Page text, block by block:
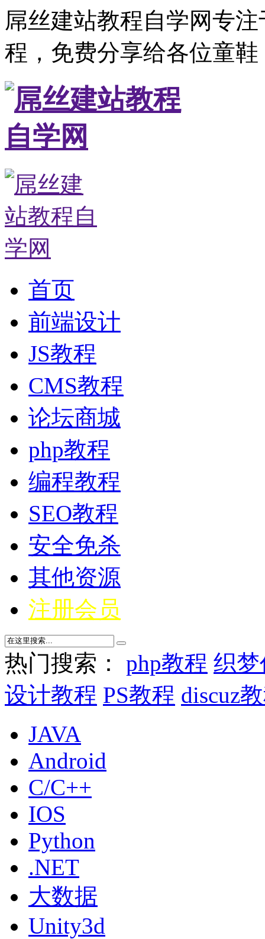
屌丝建站教程自学网专
程，免费分享给各位童
首页
前端设计
JS教程
CMS教程
论坛商城
php教程
编程教程
SEO教程
安全免杀
其他资源
注册会员
热门搜索： php教程 织
设计教程 PS教程 discuz
JAVA
Android
C/C++
IOS
Python
.NET
大数据
Unity3d